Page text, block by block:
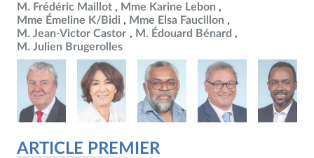
M. Frédéric Maillot
Mme Karine Lebon
Mme Émeline K/Bidi
Mme Elsa Faucillon
M. Jean-Victor Castor
M. Édouard Bénard
M. Julien Brugerolles
ARTICLE PREMIER